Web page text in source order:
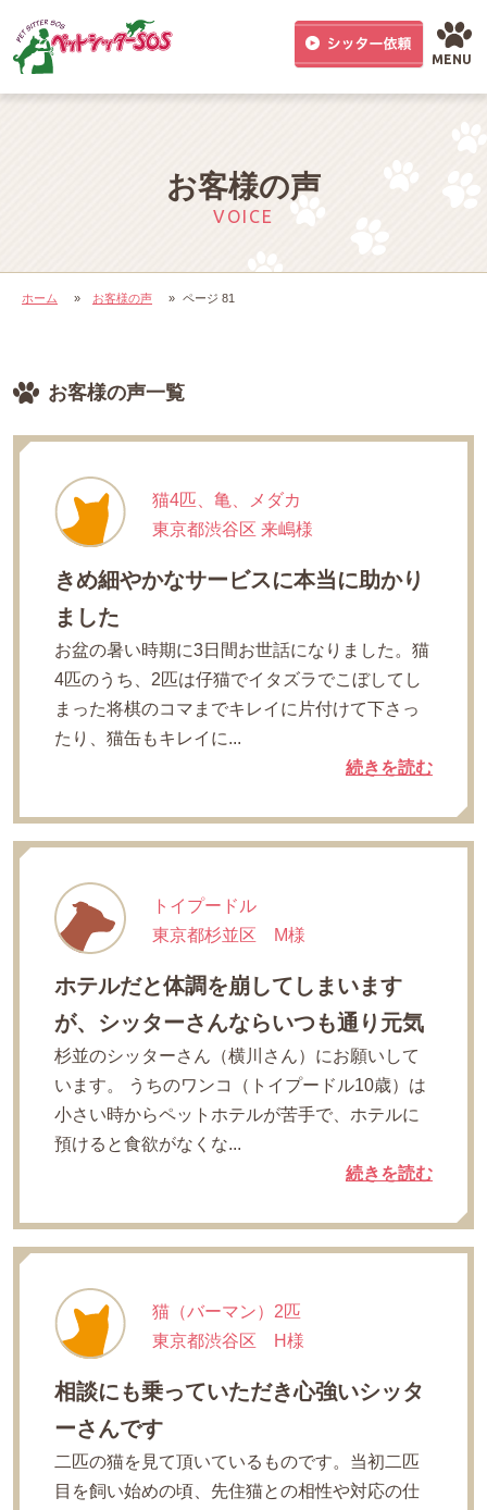
MENU
お客様の声
VOICE
ホーム » お客様の声 » ページ 81
お客様の声一覧
猫4匹、亀、メダカ
東京都渋谷区 来嶋様
きめ細やかなサービスに本当に助かり
ました
お盆の暑い時期に3日間お世話になりました。猫
4匹のうち、2匹は仔猫でイタズラでこぼしてし
まった将棋のコマまでキレイに片付けて下さっ
たり、猫缶もキレイに...
続きを読む
トイプードル
東京都杉並区 M様
ホテルだと体調を崩してしまいます
が、シッターさんならいつも通り元気
杉並のシッターさん（横川さん）にお願いして
います。 うちのワンコ（トイプードル10歳）は
小さい時からペットホテルが苦手で、ホテルに
預けると食欲がなくな...
続きを読む
猫（バーマン）2匹
東京都渋谷区 H様
相談にも乗っていただき心強いシッタ
ーさんです
二匹の猫を見て頂いているものです。当初二匹
目を飼い始めの頃、先住猫との相性や対応の仕